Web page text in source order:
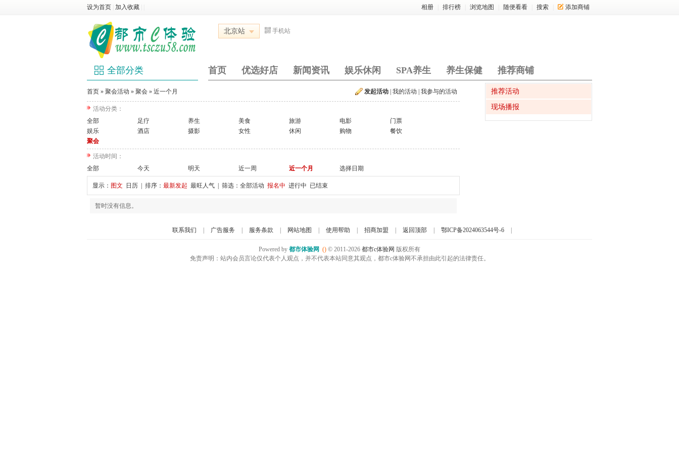
设为首页 加入收藏 相册 排行榜 浏览地图 随便看看 搜索 添加商铺
北京站 手机站
全部分类 首页 优选好店 新闻资讯 娱乐休闲 SPA养生 养生保健 推荐商铺
发起活动 我的活动 我参与的活动
首页 » 聚会活动 » 聚会 » 近一个月
活动分类：
全部
足疗 养生 美食 旅游 电影
门票
娱乐
酒店 摄影 女性 休闲 购物
餐饮
聚会
活动时间：
全部
今天 明天 近一周 近一个月 选择日期
显示： 图文 日历 | 排序： 最新发起 最旺人气 | 筛选： 全部活动 报名中 进行中 已结束
暂时没有信息。
推荐活动
现场播报
联系我们 广告服务 服务条款 网站地图 使用帮助 招商加盟 返回顶部 鄂ICP备2024063544号-6
Powered by 都市体验网 () © 2011-2026 都市c体验网 版权所有
免责声明：站内会员言论仅代表个人观点，并不代表本站同意其观点，都市c体验网不承担由此引起的法律责任。